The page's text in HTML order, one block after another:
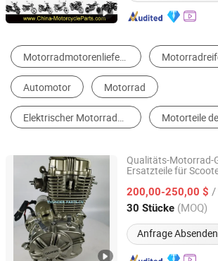
Motorrad Motoren
Motorenteile Motorrad Körperteile
Motorrad Elektronik Motor
Qualitäts-Motorrad-
Ersatzteile für
Cg150/Cg200/
125/150/70cc/
200,00-250,00 $ /
30 Stücke (MOQ)
Anfrage Absenden
Sunshine Thunder Parts Co., Ltd.
Guangdong, China Seit 2019